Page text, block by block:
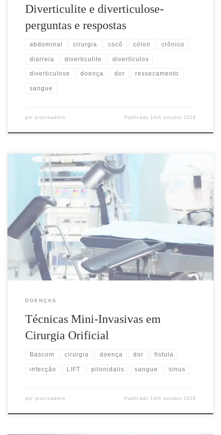
Diverticulite e diverticulose-
perguntas e respostas
abdominal cirurgia cocô cólon crônico
diarreia diverticulite divertículos
diverticulose doença dor ressecamento
sangue
por proctoadmin Publicado 14th outubro 2018
Técnicas Mini Invasivas em Cirurgia Orificial Nos últimos anos
houve uma melhora no aspecto técnico e de resultados no
tratamento das patologias orificiais ( hemorroidas, fistulas, cisto
pilonidal), com diminuição da invasividade dos procedimentos e
melhor satisfação dos pacientes. THD O THD (transanal
hemorrhoidal dearterialization) é um procedimento cirúrgico […]
DOENÇAS
Técnicas Mini-Invasivas em
Cirurgia Orificial
Bascom cirurgia doença dor fistula
infecção LIFT pilonidalis sangue sinus
por proctoadmin Publicado 14th outubro 2018